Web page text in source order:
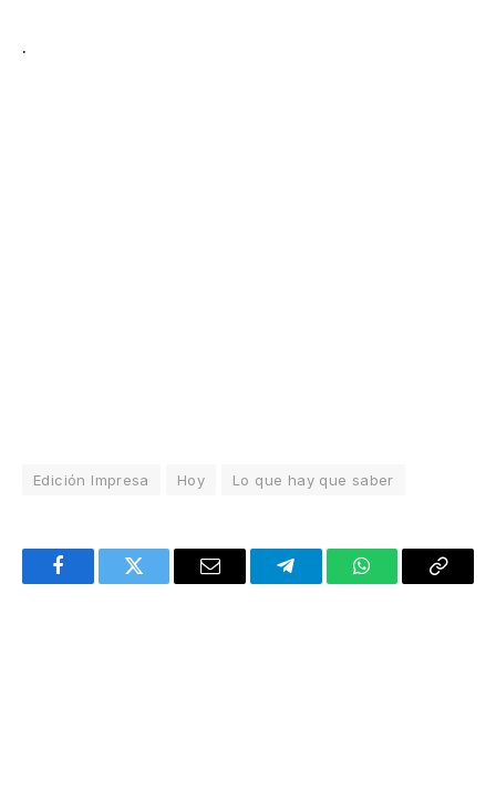
.
Edición Impresa Hoy Lo que hay que saber
FacebookTwitter Email TelegramWhatsAppCopy